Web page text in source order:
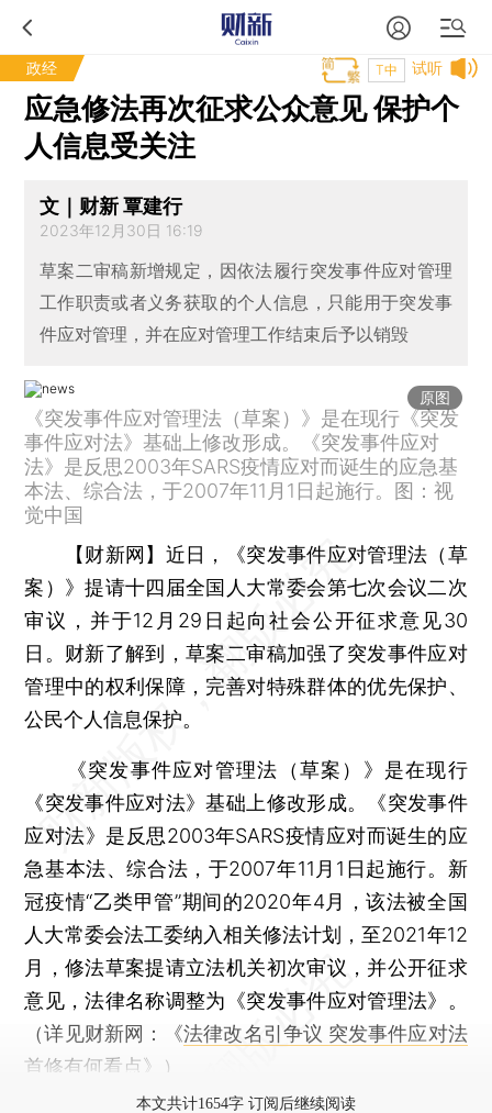
政经 试听
T中
应急修法再次征求公众意见 保护个
人信息受关注
文｜财新 覃建行
2023年12月30日 16:19
草案二审稿新增规定，因依法履行突发事件应对管理
工作职责或者义务获取的个人信息，只能用于突发事
件应对管理，并在应对管理工作结束后予以销毁
原图
《突发事件应对管理法（草案）》是在现行《突发
事件应对法》基础上修改形成。《突发事件应对
法》是反思2003年SARS疫情应对而诞生的应急基
本法、综合法，于2007年11月1日起施行。图：视
觉中国
【财新网】 近日，《突发事件应对管理法（草
案）》提请十四届全国人大常委会第七次会议二次
审议，并于12月29日起向社会公开征求意见30
日。财新了解到，草案二审稿加强了突发事件应对
管理中的权利保障，完善对特殊群体的优先保护、
公民个人信息保护。
《突发事件应对管理法（草案）》是在现行
《突发事件应对法》基础上修改形成。《突发事件
应对法》是反思2003年SARS疫情应对而诞生的应
急基本法、综合法，于2007年11月1日起施行。新
冠疫情“乙类甲管”期间的2020年4月，该法被全国
人大常委会法工委纳入相关修法计划，至2021年12
月，修法草案提请立法机关初次审议，并公开征求
意见，法律名称调整为《突发事件应对管理法》。
（详见财新网：《法律改名引争议 突发事件应对法
首修有何看点》）
本文共计1654字 订阅后继续阅读